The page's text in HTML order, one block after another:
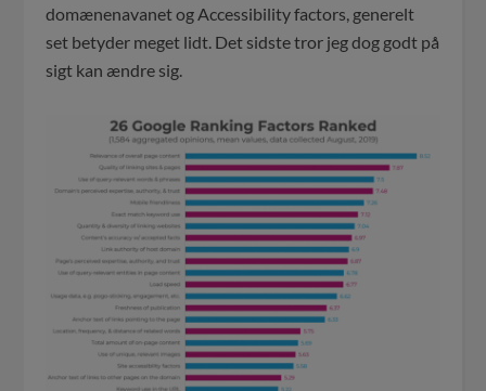
domænenavanet og Accessibility factors, generelt
set betyder meget lidt. Det sidste tror jeg dog godt på
sigt kan ændre sig.